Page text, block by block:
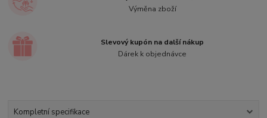
Výměna zboží
Slevový kupón na další nákup
Dárek k objednávce
Kompletní specifikace